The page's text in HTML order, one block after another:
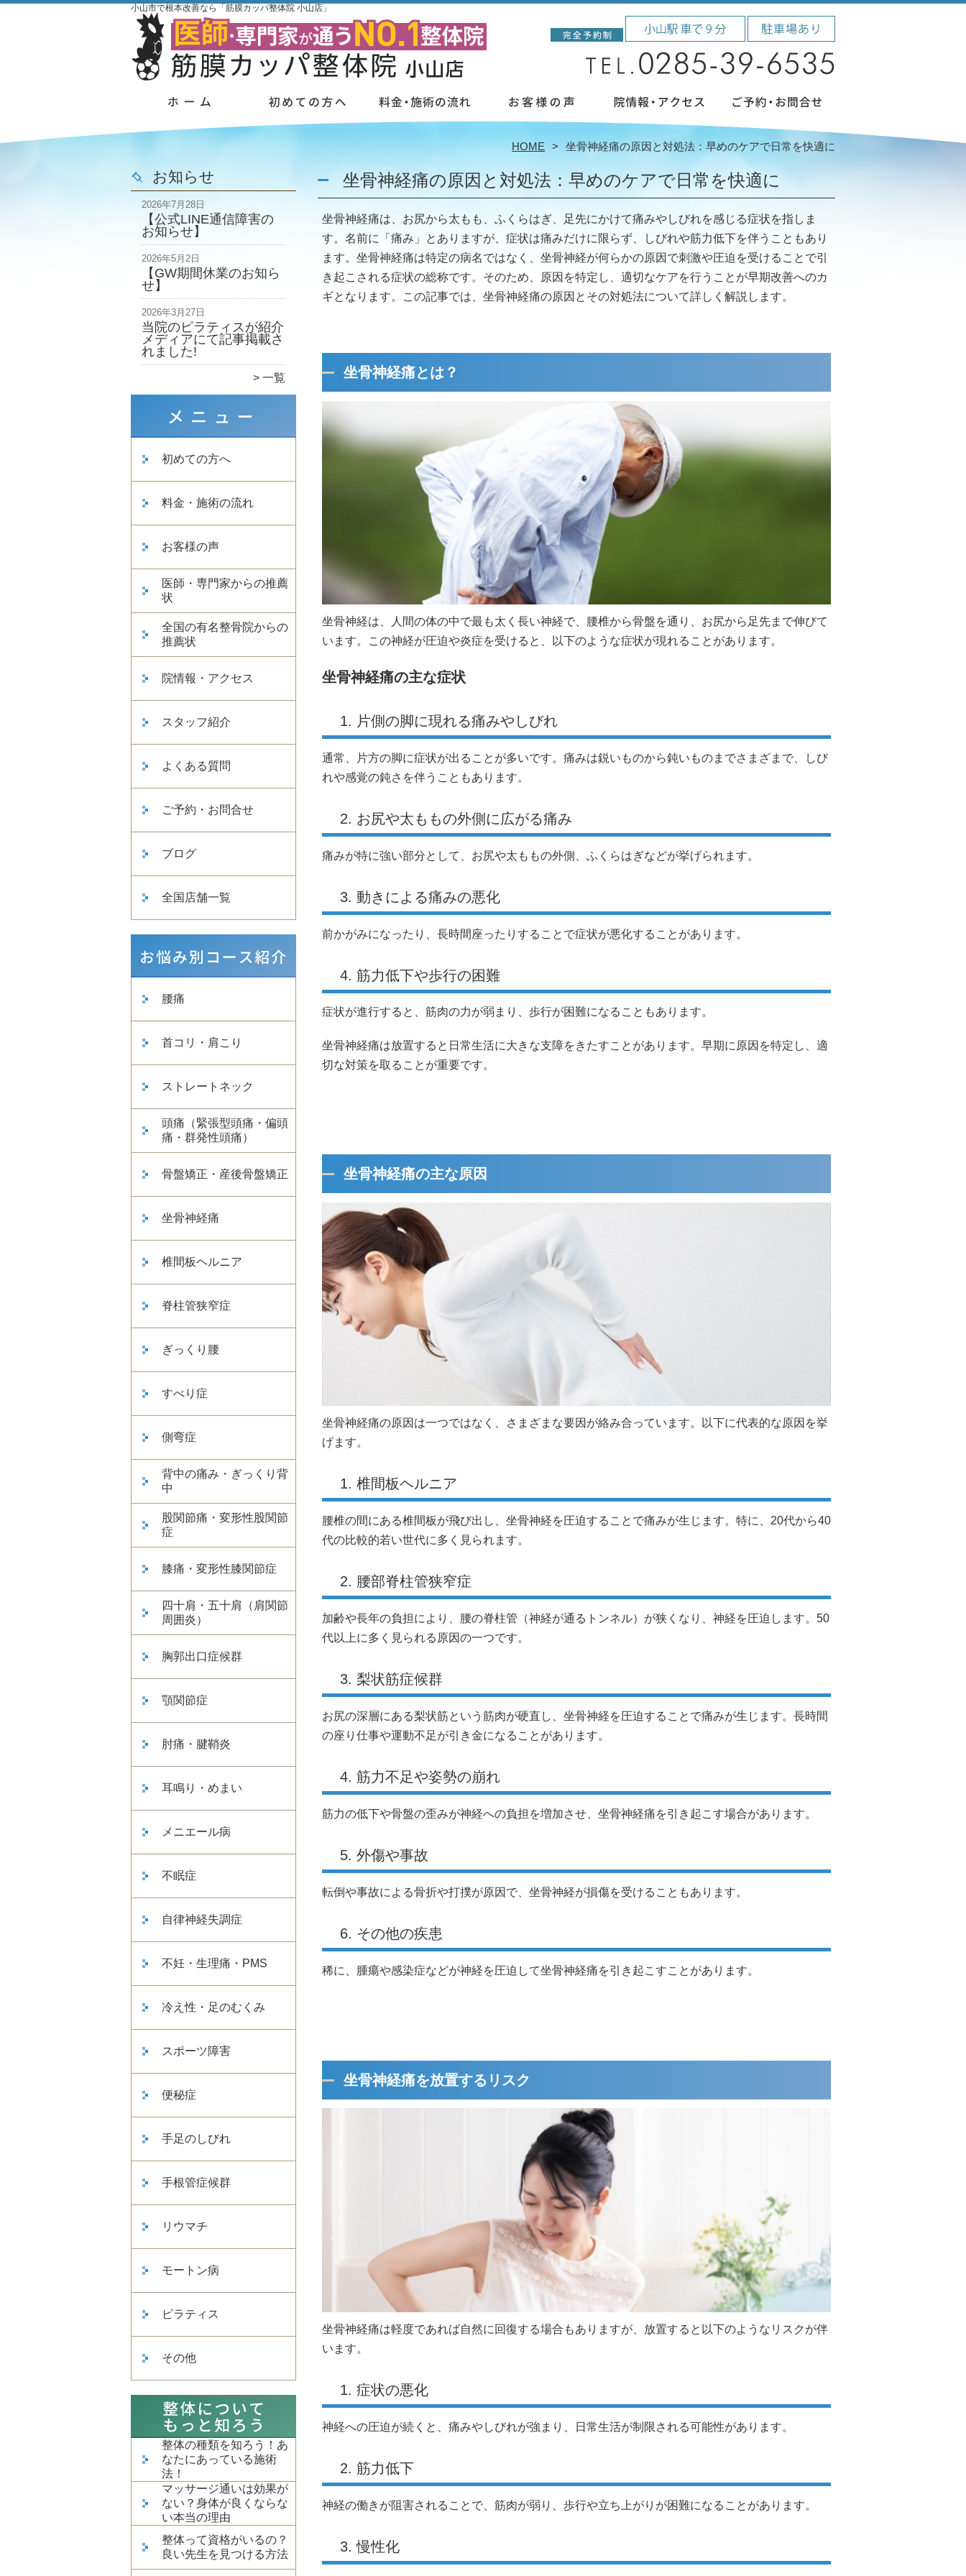
小山市で根本改善なら「筋膜カッパ整体院 小山店」
HOME 坐骨神経痛の原因と対処法：早めのケアで日常を快適に
お知らせ
2026年7月28日
【公式LINE通信障害の
お知らせ】
2026年5月2日
【GW期間休業のお知ら
せ】
2026年3月27日
当院のピラティスが紹介
メディアにて記事掲載さ
れました!
一覧
初めての方へ
料金・施術の流れ
お客様の声
医師・専門家からの推薦
状
全国の有名整骨院からの
推薦状
院情報・アクセス
スタッフ紹介
よくある質問
ご予約・お問合せ
ブログ
全国店舗一覧
腰痛
首コリ・肩こり
ストレートネック
頭痛（緊張型頭痛・偏頭
痛・群発性頭痛）
骨盤矯正・産後骨盤矯正
坐骨神経痛
椎間板ヘルニア
脊柱管狭窄症
ぎっくり腰
すべり症
側弯症
背中の痛み・ぎっくり背
中
股関節痛・変形性股関節
症
膝痛・変形性膝関節症
四十肩・五十肩（肩関節
周囲炎）
胸郭出口症候群
顎関節症
肘痛・腱鞘炎
耳鳴り・めまい
メニエール病
不眠症
自律神経失調症
不妊・生理痛・PMS
冷え性・足のむくみ
スポーツ障害
便秘症
手足のしびれ
手根管症候群
リウマチ
モートン病
ピラティス
その他
整体の種類を知ろう！あ
なたにあっている施術
法！
マッサージ通いは効果が
ない？身体が良くならな
い本当の理由
整体って資格がいるの？
良い先生を見つける方法
坐骨神経痛の原因と対処法：早めのケアで日常を快適に
坐骨神経痛は、お尻から太もも、ふくらはぎ、足先にかけて痛みやしびれを感じる症状を指しま
す。名前に「痛み」とありますが、症状は痛みだけに限らず、しびれや筋力低下を伴うこともあり
ます。坐骨神経痛は特定の病名ではなく、坐骨神経が何らかの原因で刺激や圧迫を受けることで引
き起こされる症状の総称です。そのため、原因を特定し、適切なケアを行うことが早期改善へのカ
ギとなります。この記事では、坐骨神経痛の原因とその対処法について詳しく解説します。
坐骨神経痛とは？
坐骨神経は、人間の体の中で最も太く長い神経で、腰椎から骨盤を通り、お尻から足先まで伸びて
います。この神経が圧迫や炎症を受けると、以下のような症状が現れることがあります。
坐骨神経痛の主な症状
1. 片側の脚に現れる痛みやしびれ
通常、片方の脚に症状が出ることが多いです。痛みは鋭いものから鈍いものまでさまざまで、しび
れや感覚の鈍さを伴うこともあります。
2. お尻や太ももの外側に広がる痛み
痛みが特に強い部分として、お尻や太ももの外側、ふくらはぎなどが挙げられます。
3. 動きによる痛みの悪化
前かがみになったり、長時間座ったりすることで症状が悪化することがあります。
4. 筋力低下や歩行の困難
症状が進行すると、筋肉の力が弱まり、歩行が困難になることもあります。
坐骨神経痛は放置すると日常生活に大きな支障をきたすことがあります。早期に原因を特定し、適
切な対策を取ることが重要です。
坐骨神経痛の主な原因
坐骨神経痛の原因は一つではなく、さまざまな要因が絡み合っています。以下に代表的な原因を挙
げます。
1. 椎間板ヘルニア
腰椎の間にある椎間板が飛び出し、坐骨神経を圧迫することで痛みが生じます。特に、20代から40
代の比較的若い世代に多く見られます。
2. 腰部脊柱管狭窄症
加齢や長年の負担により、腰の脊柱管（神経が通るトンネル）が狭くなり、神経を圧迫します。50
代以上に多く見られる原因の一つです。
3. 梨状筋症候群
お尻の深層にある梨状筋という筋肉が硬直し、坐骨神経を圧迫することで痛みが生じます。長時間
の座り仕事や運動不足が引き金になることがあります。
4. 筋力不足や姿勢の崩れ
筋力の低下や骨盤の歪みが神経への負担を増加させ、坐骨神経痛を引き起こす場合があります。
5. 外傷や事故
転倒や事故による骨折や打撲が原因で、坐骨神経が損傷を受けることもあります。
6. その他の疾患
稀に、腫瘍や感染症などが神経を圧迫して坐骨神経痛を引き起こすことがあります。
坐骨神経痛を放置するリスク
坐骨神経痛は軽度であれば自然に回復する場合もありますが、放置すると以下のようなリスクが伴
います。
1. 症状の悪化
神経への圧迫が続くと、痛みやしびれが強まり、日常生活が制限される可能性があります。
2. 筋力低下
神経の働きが阻害されることで、筋肉が弱り、歩行や立ち上がりが困難になることがあります。
3. 慢性化